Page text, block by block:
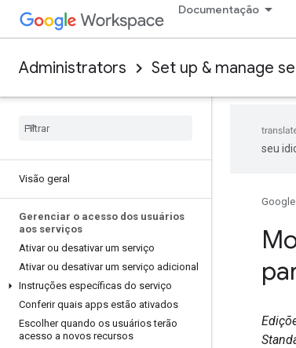
Documentação
Administrators Set up & manage
Visão geral
Gerenciar o acesso dos usuários
aos serviços
Ativar ou desativar um serviço
Ativar ou desativar um serviço adicional
Instruções específicas do serviço
Conferir quais apps estão ativados
Escolher quando os usuários terão
acesso a novos recursos
seu